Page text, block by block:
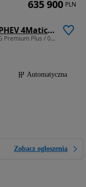
Mercedes-Benz Klasa E AMG 53 PHEV 4Matic+ 9G-Tronic TCT
2999 cm3 • 585 KM • E 53e AMG / Pakiet AMG Premium Plus / 02868 / DDB Auto
Automatyczna
Zobacz ogłoszenia
635 900 PLN